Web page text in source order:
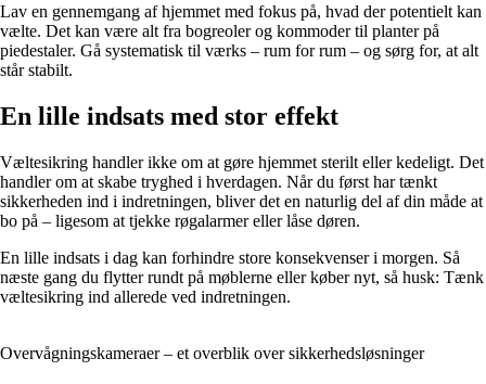
Lav en gennemgang af hjemmet med fokus på, hvad der potentielt kan
vælte. Det kan være alt fra bogreoler og kommoder til planter på
piedestaler. Gå systematisk til værks – rum for rum – og sørg for, at alt
står stabilt.
En lille indsats med stor effekt
Væltesikring handler ikke om at gøre hjemmet sterilt eller kedeligt. Det
handler om at skabe tryghed i hverdagen. Når du først har tænkt
sikkerheden ind i indretningen, bliver det en naturlig del af din måde at
bo på – ligesom at tjekke røgalarmer eller låse døren.
En lille indsats i dag kan forhindre store konsekvenser i morgen. Så
næste gang du flytter rundt på møblerne eller køber nyt, så husk: Tænk
væltesikring ind allerede ved indretningen.
Overvågningskameraer – et overblik over sikkerhedsløsninger